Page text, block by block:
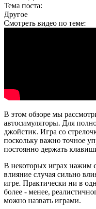
Тема поста:
Другое
Смотреть видео по теме:
В этом обзоре мы
автосимуляторы. Для
джойстик. Игра со
поскольку важно точное
постоянно держать
В некоторых играх нажим
влияние случая сильно
игре. Практически ни в
более - менее,
можно назвать играми.